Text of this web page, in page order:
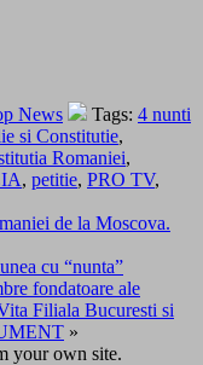
News Tags: 4 nunti
si Constitutie,
Romaniei,
, petitie, PRO TV,
de la Moscova.
cu “nunta”
fondatoare ale
Filiala Bucuresti si
»
your own site.